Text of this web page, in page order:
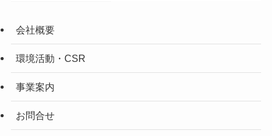
会社概要
環境活動・CSR
事業案内
お問合せ